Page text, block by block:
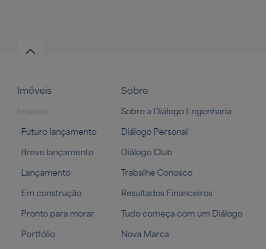
Imóveis
Imóveis
Futuro lançamento
Breve lançamento
Lançamento
Em construção
Pronto para morar
Portfólio
Sobre
Sobre a Diálogo Engenharia
Diálogo Personal
Diálogo Club
Trabalhe Conosco
Resultados Financeiros
Tudo começa com um Diálogo
Nova Marca